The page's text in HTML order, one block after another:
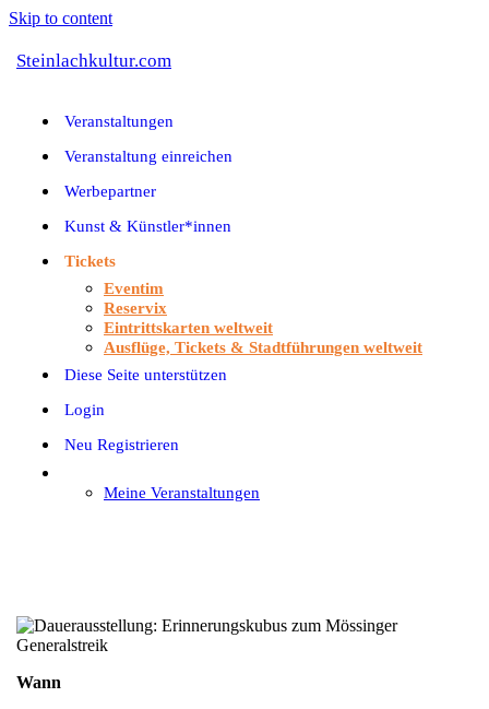
Skip to content
Steinlachkultur.com
Veranstaltungen
Veranstaltung einreichen
Werbepartner
Kunst & Künstler*innen
Tickets
Eventim
Reservix
Eintrittskarten weltweit
Ausflüge, Tickets & Stadtführungen weltweit
Diese Seite unterstützen
Login
Neu Registrieren
Meine Veranstaltungen
Wann